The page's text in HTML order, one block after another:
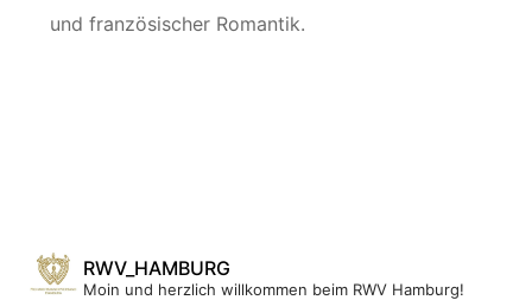
und französischer Romantik.
RWV_HAMBURG
Moin und herzlich willkommen beim RWV Hamburg!